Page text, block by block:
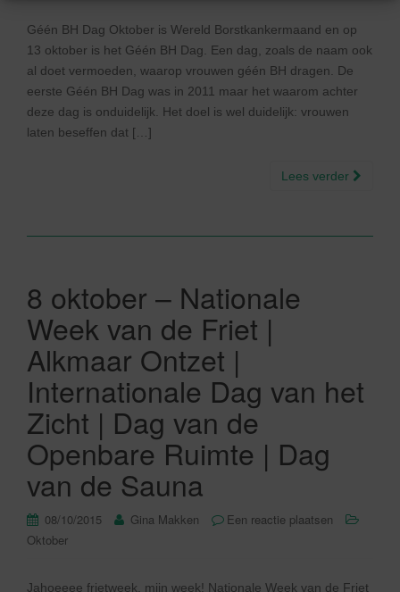
Géén BH Dag Oktober is Wereld Borstkankermaand en op
13 oktober is het Géén BH Dag. Een dag, zoals de naam ook
al doet vermoeden, waarop vrouwen géén BH dragen. De
eerste Géén BH Dag was in 2011 maar het waarom achter
deze dag is onduidelijk. Het doel is wel duidelijk: vrouwen
laten beseffen dat […]
Lees verder
8 oktober – Nationale
Week van de Friet |
Alkmaar Ontzet |
Internationale Dag van het
Zicht | Dag van de
Openbare Ruimte | Dag
van de Sauna
08/10/2015 Gina Makken
Een reactie plaatsen
Oktober
Jahoeeee frietweek, mijn week! Nationale Week van de Friet